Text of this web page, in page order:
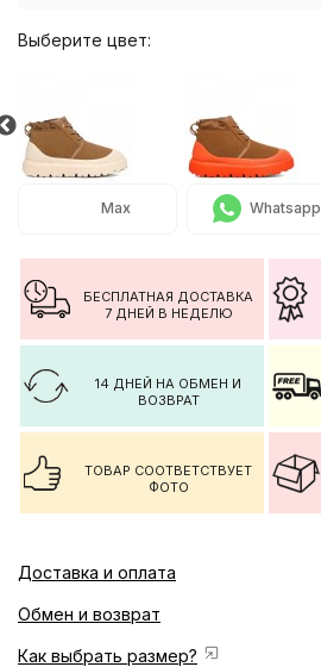
Выберите цвет:
Max Whatsapp
БЕСПЛАТНАЯ ДОСТАВКА
7 ДНЕЙ В НЕДЕЛЮ
14 ДНЕЙ НА ОБМЕН И
ВОЗВРАТ
ТОВАР СООТВЕТСТВУЕТ
ФОТО
Доставка и оплата
Обмен и возврат
Как выбрать размер?